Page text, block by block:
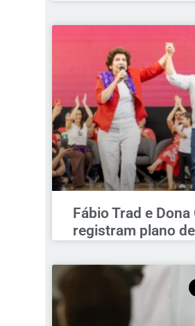
Fábio Trad e Dona
registram plano